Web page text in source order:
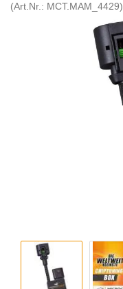
(Art.Nr.: MCT.MAM_4429)